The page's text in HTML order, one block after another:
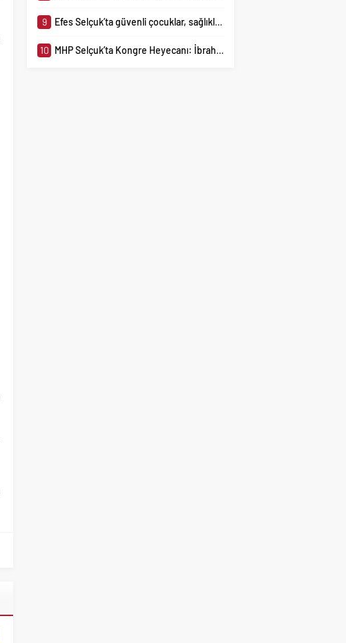
9 Efes Selçuk’ta güvenli çocuklar, sağlıklı kadınlar için atölyeler sürüyor
10 MHP Selçuk’ta Kongre Heyecanı: İbrahim Çerçioğlu Tek Aday Olarak Seçime Gidiyor